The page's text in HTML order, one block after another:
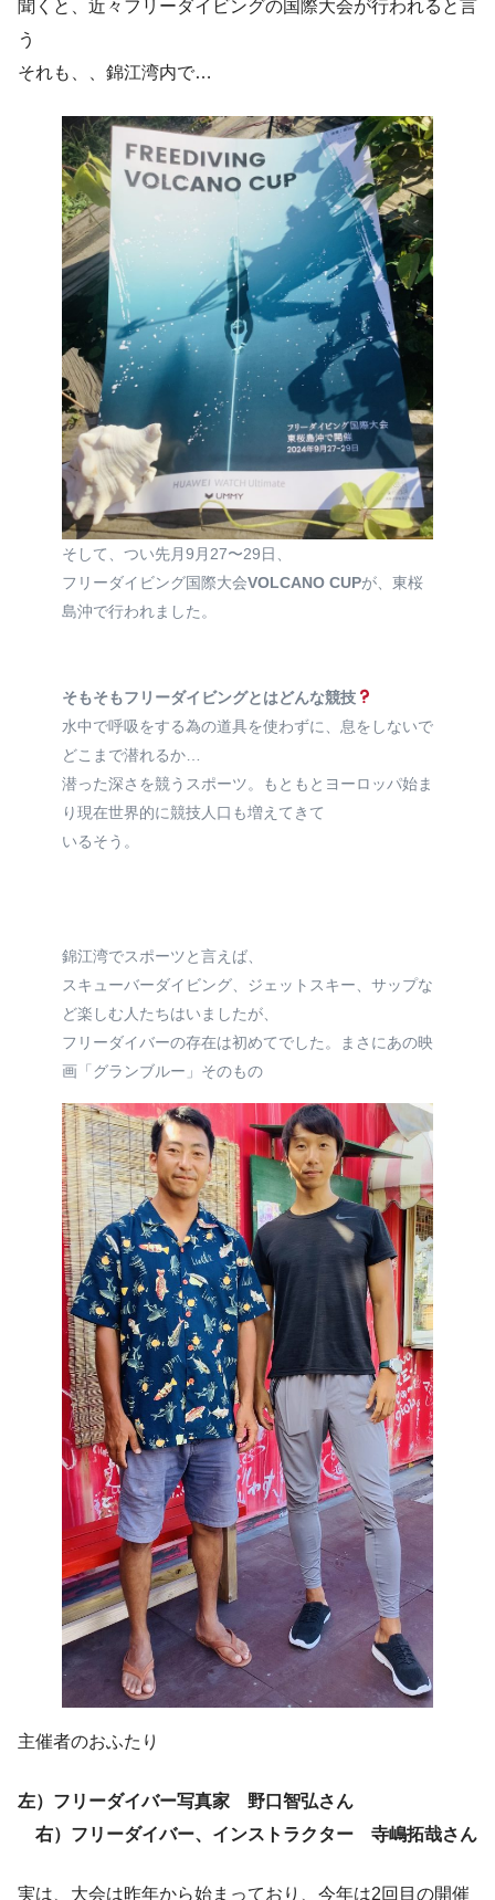
聞くと、近々フリーダイビングの国際大会が行われると言
う
それも、、錦江湾内で…
そして、つい先月9月27〜29日、
フリーダイビング国際大会VOLCANO CUPが、東桜
島沖で行われました。
そもそもフリーダイビングとはどんな競技
水中で呼吸をする為の道具を使わずに、息をしないで
どこまで潜れるか…
潜った深さを競うスポーツ。もともとヨーロッパ始ま
り現在世界的に競技人口も増えてきて
いるそう。
錦江湾でスポーツと言えば、
スキューバーダイビング、ジェットスキー、サップな
ど楽しむ人たちはいましたが、
フリーダイバーの存在は初めてでした。まさにあの映
画「グランブルー」そのもの
主催者のおふたり
左）フリーダイバー写真家 野口智弘さん
右）フリーダイバー、インストラクター 寺嶋拓哉さん
実は、大会は昨年から始まっており、今年は2回目の開催